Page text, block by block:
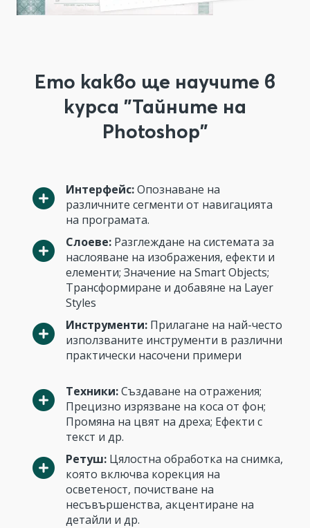
Ето какво ще научите в
курса "Тайните на
Photoshop"
Интерфейс:Опознаване на
различните сегменти от навигацията
на програмата.
Слоеве: Разглеждане на системата за
наслояване на изображения, ефекти и
елементи; Значение на Smart Objects;
Трансформиране и добавяне на Layer
Styles
Инструменти: Прилагане на най-често
използваните инструменти в различни
практически насочени примери
Техники:Създаване на отражения;
Прецизно изрязване на коса от фон;
Промяна на цвят на дреха; Ефекти с
текст и др.
Ретуш: Цялостна обработка на снимка,
която включва корекция на
осветеност, почистване на
несъвършенства, акцентиране на
детайли и др.